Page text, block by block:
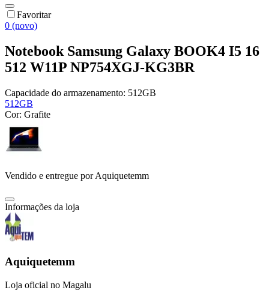
Favoritar
0 (novo)
Notebook Samsung Galaxy BOOK4 I5 16
512 W11P NP754XGJ-KG3BR
Capacidade do armazenamento: 512GB
512GB
Cor: Grafite
Vendido e entregue por Aquiquetemm
Informações da loja
Aquiquetemm
Loja oficial no Magalu